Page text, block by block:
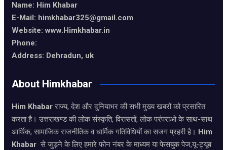
Name: Him Khabar
E-Mail: himkhabar325@gmail.com
Website: www.Himkhabar.in
Phone:
Address: Dehradun, uk
About Himkhabar
Him Khabarराज्य, देश और दुनियाभर की सभी मुख्य खबरों को प्रसारित
करता है। उत्तराखण्ड की लोक संस्कृति, विरासतों, लोक परंपराओ के साथ-साथ
आर्थिक, सामाजिक राजनीतिक व धार्मिक गतिविधियों का सजग प्रहरी है। Him
Khabar से जुड़ने के लिए हमारे फोन नंबर के माध्यम या फेसबुक पेज,यू-ट्यूब